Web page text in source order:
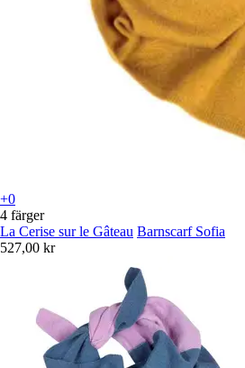
+0
4 färger
La Cerise sur le Gâteau Barnscarf Sofia
527,00 kr